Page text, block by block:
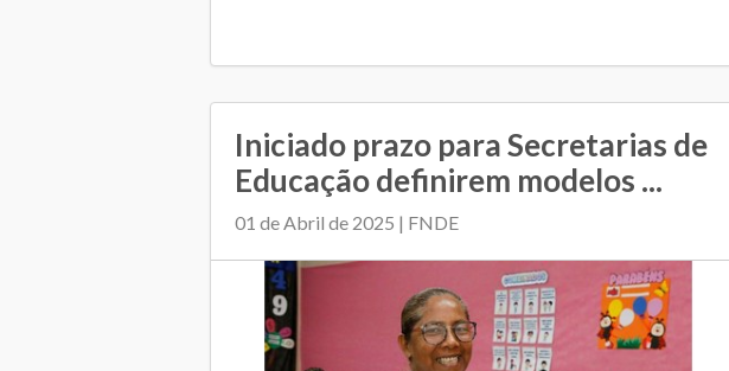
Iniciado prazo para Secretarias de
Educação definirem modelos ...
01 de Abril de 2025 | FNDE